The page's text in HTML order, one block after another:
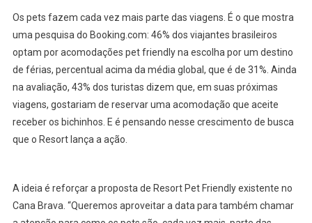
Os pets fazem cada vez mais parte das viagens. É o que mostra
uma pesquisa do Booking.com: 46% dos viajantes brasileiros
optam por acomodações pet friendly na escolha por um destino
de férias, percentual acima da média global, que é de 31%. Ainda
na avaliação, 43% dos turistas dizem que, em suas próximas
viagens, gostariam de reservar uma acomodação que aceite
receber os bichinhos. E é pensando nesse crescimento de busca
que o Resort lança a ação.
A ideia é reforçar a proposta de Resort Pet Friendly existente no
Cana Brava. “Queremos aproveitar a data para também chamar